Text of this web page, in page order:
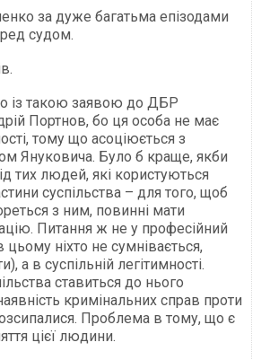
за дуже багатьма епізодами
судом.
із такою заявою до ДБР
Портнов, бо ця особа не має
тому що асоціюється з
Януковича. Було б краще, якби
тих людей, які користуються
суспільства – для того, щоб
з ним, повинні мати
Питання ж не у професійний
ніхто не сумнівається,
а в суспільній легітимності.
ставиться до нього
кримінальних справ проти
Проблема в тому, що є
цієї людини.